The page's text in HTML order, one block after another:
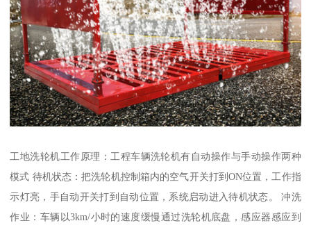
工地洗轮机工作原理：工程车辆洗轮机有自动操作与手动操作两种
模式 待机状态：把洗轮机控制箱内的空气开关打到ON位置，工作指
示灯亮，手自动开关打到自动位置，系统启动进入待机状态。 冲洗
作业：车辆以3km/小时的速度缓慢通过洗轮机底盘，感应器感应到